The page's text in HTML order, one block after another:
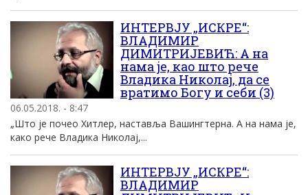
ИНТЕРВЈУ „ИСКРЕ“:
ВЛАДИМИР
ДИМИТРИЈЕВИЋ: А на
нама је, као што рече
Владика Николај, да се
вратимо Богу и себи (3)
06.05.2018. - 8:47
„Што је почео Хитлер, наставља Вашингтерна. А на нама је,
како рече Владика Николај,...
ИНТЕРВЈУ „ИСКРЕ“:
ВЛАДИМИР